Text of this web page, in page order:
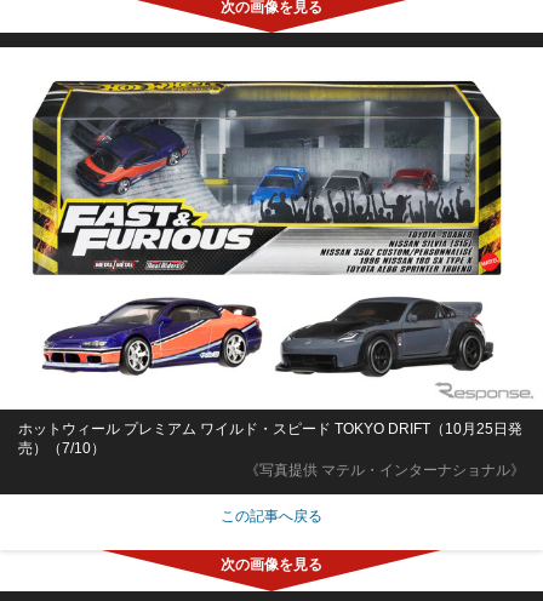
《写真提供 マテル・インターナショナル》
ホットウィール プレミアム ワイルド・スピード TOKYO DRIFT（10月25日発
売）（7/10）
この記事へ戻る